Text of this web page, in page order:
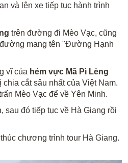
và lên xe tiếp tục hành trình
trên đường đi Mèo Vạc, cũng
mang tên "Đường Hạnh
vĩ của hẻm vực Mã Pì Lèng
cắt sâu nhất của Việt Nam.
Mèo Vạc để về Yên Minh.
sau đó tiếp tục về Hà Giang rồi
chương trình tour Hà Giang.